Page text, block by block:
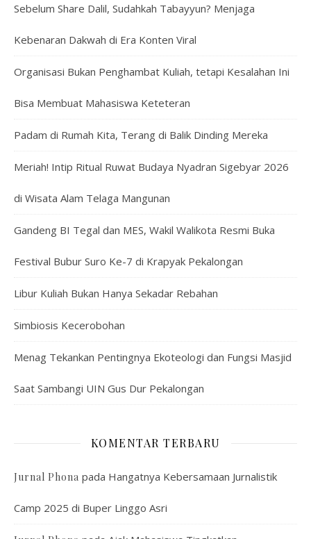
Sebelum Share Dalil, Sudahkah Tabayyun? Menjaga
Kebenaran Dakwah di Era Konten Viral
Organisasi Bukan Penghambat Kuliah, tetapi Kesalahan Ini
Bisa Membuat Mahasiswa Keteteran
Padam di Rumah Kita, Terang di Balik Dinding Mereka
Meriah! Intip Ritual Ruwat Budaya Nyadran Sigebyar 2026
di Wisata Alam Telaga Mangunan
Gandeng BI Tegal dan MES, Wakil Walikota Resmi Buka
Festival Bubur Suro Ke-7 di Krapyak Pekalongan
Libur Kuliah Bukan Hanya Sekadar Rebahan
Simbiosis Kecerobohan
Menag Tekankan Pentingnya Ekoteologi dan Fungsi Masjid
Saat Sambangi UIN Gus Dur Pekalongan
KOMENTAR TERBARU
Jurnal Phona pada Hangatnya Kebersamaan Jurnalistik
Camp 2025 di Buper Linggo Asri